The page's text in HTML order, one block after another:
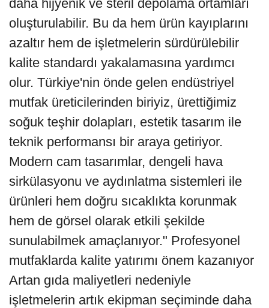
daha hijyenik ve steril depolama ortamları
oluşturulabilir. Bu da hem ürün kayıplarını
azaltır hem de işletmelerin sürdürülebilir
kalite standardı yakalamasına yardımcı
olur. Türkiye'nin önde gelen endüstriyel
mutfak üreticilerinden biriyiz, ürettiğimiz
soğuk teşhir dolapları, estetik tasarım ile
teknik performansı bir araya getiriyor.
Modern cam tasarımlar, dengeli hava
sirkülasyonu ve aydınlatma sistemleri ile
ürünleri hem doğru sıcaklıkta korunmak
hem de görsel olarak etkili şekilde
sunulabilmek amaçlanıyor." Profesyonel
mutfaklarda kalite yatırımı önem kazanıyor
Artan gıda maliyetleri nedeniyle
işletmelerin artık ekipman seçiminde daha